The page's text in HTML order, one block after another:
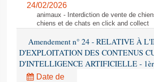
Comptes rendus des débats
24/02/2026
animaux - Interdiction de vente de
chiens et de chats en click and collect
Amendement n° 24 - RELATIVE À
D'EXPLOITATION DES CONTENUS
D'INTELLIGENCE ARTIFICIELLE -
Date de